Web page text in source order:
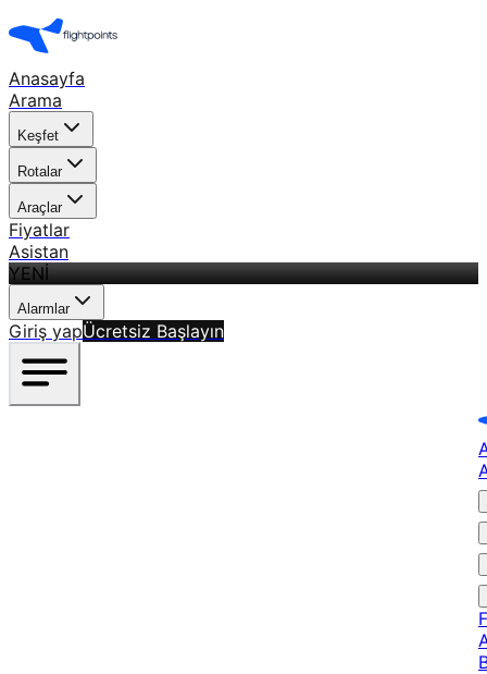
Anasayfa
Arama
Keşfet
Rotalar
Araçlar
Fiyatlar
Asistan
YENİ
Alarmlar
Giriş yapÜcretsiz Başlayın